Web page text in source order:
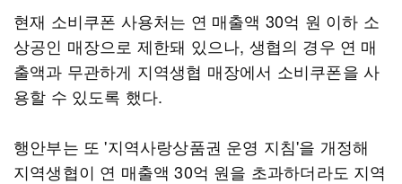
현재 소비쿠폰 사용처는 연 매출액 30억 원 이하 소
상공인 매장으로 제한돼 있으나, 생협의 경우 연 매
출액과 무관하게 지역생협 매장에서 소비쿠폰을 사
용할 수 있도록 했다.
행안부는 또 '지역사랑상품권 운영 지침'을 개정해
지역생협이 연 매출액 30억 원을 초과하더라도 지역